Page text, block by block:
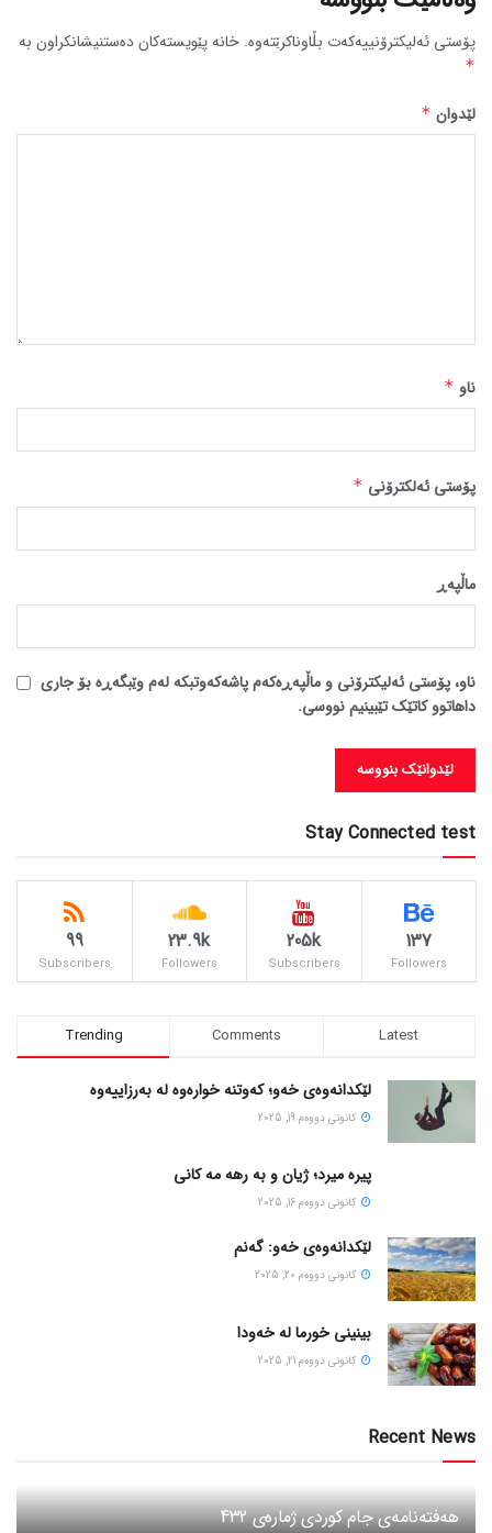
پۆستی ئەلیکترۆنییەکەت بڵاوناکرێتەوە. خانە پێویستەکان دەستنیشانکراون بە
*
لێدوان *
ناو *
پۆستی ئەلکترۆنی *
ماڵپه‌ڕ
ناو، پۆستی ئەلیکترۆنی و ماڵپەڕەکەم پاشەکەوتبکە لەم وێبگەڕە بۆ جاری
داهاتوو کاتێک تێبینیم نووسی.
Stay Connected test
137
Followers
205k
Subscribers
23.9k
Followers
99
Subscribers
Trending Comments Latest
لێکدانەوەی خەو؛ کەوتنە خوارەوە لە بەرزاییەوە
كانونی دووه‌م 19, 2025
پیره میرد؛ ژیان و به رهه مه کانی
كانونی دووه‌م 16, 2025
لێکدانەوەی خەو: گەنم
كانونی دووه‌م 20, 2025
بینینی خورما لە خەودا
كانونی دووه‌م 21, 2025
Recent News
هەفتەنامەی جام کوردی ژمارەی 432